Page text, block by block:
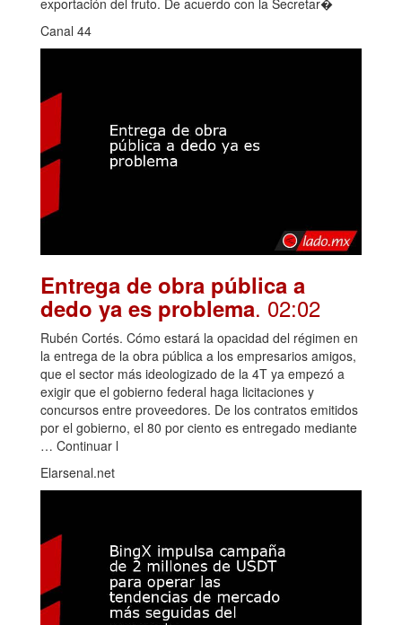
exportación del fruto. De acuerdo con la Secretar�
Canal 44
Entrega de obra pública a
dedo ya es problema. 02:02
Rubén Cortés. Cómo estará la opacidad del régimen en
la entrega de la obra pública a los empresarios amigos,
que el sector más ideologizado de la 4T ya empezó a
exigir que el gobierno federal haga licitaciones y
concursos entre proveedores. De los contratos emitidos
por el gobierno, el 80 por ciento es entregado mediante
… Continuar l
Elarsenal.net